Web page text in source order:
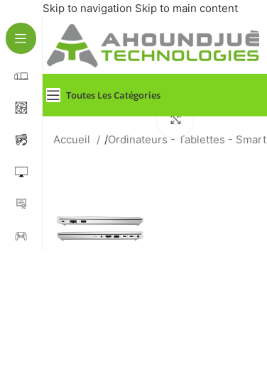
Skip to navigation Skip to main content
Toutes Les Catégories
Accueil /Ordinateurs - Tablettes -
Click to enlarge